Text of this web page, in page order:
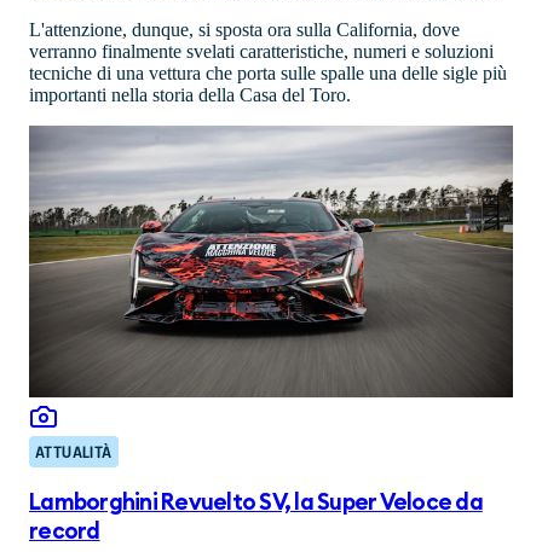
L'attenzione, dunque, si sposta ora sulla California, dove
verranno finalmente svelati caratteristiche, numeri e soluzioni
tecniche di una vettura che porta sulle spalle una delle sigle più
importanti nella storia della Casa del Toro.
ATTUALITÀ
Lamborghini Revuelto SV, la Super Veloce da
record